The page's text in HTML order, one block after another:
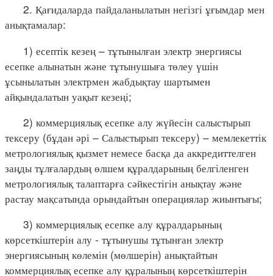
2. Қағидаларда пайдаланылатын негізгі ұғымдар мен
анықтамалар:
1) есептік кезең – тұтынылған электр энергиясы
есепке алынатын және тұтынушыға төлеу үшін
ұсынылатын электрмен жабдықтау шартымен
айқындалатын уақыт кезеңі;
2) коммерциялық есепке алу жүйесін салыстырып
тексеру (бұдан әрі – Салыстырып тексеру) – мемлекеттік
метрологиялық қызмет немесе басқа да аккредиттелген
заңды тұлғалардың өлшем құралдарының белгіленген
метрологиялық талаптарға сәйкестігін анықтау және
растау мақсатында орындайтын операциялар жиынтығы;
3) коммерциялық есепке алу құралдарының
көрсеткіштерін алу - тұтынушы тұтынған электр
энергиясының көлемін (мөлшерін) анықтайтын
коммерциялық есепке алу құралының көрсеткіштерін